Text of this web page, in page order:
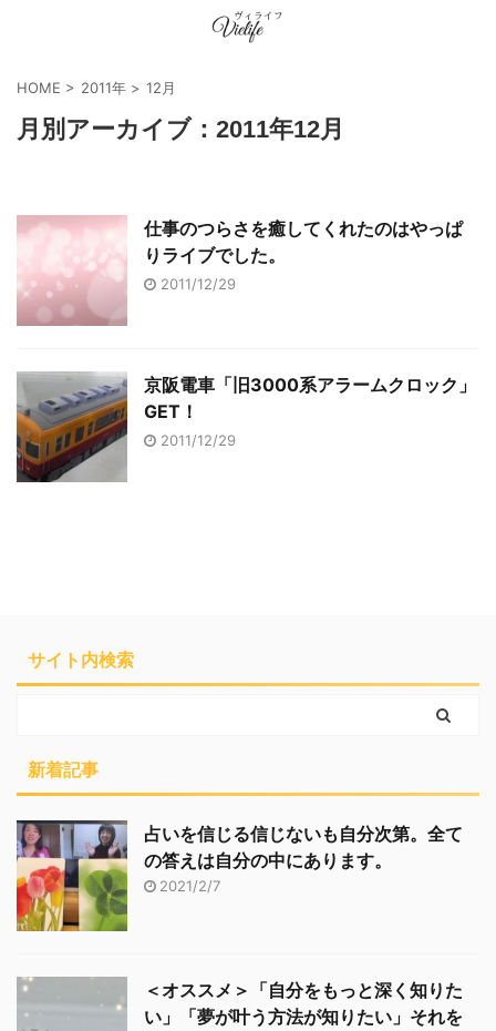
HOME > 2011年 > 12月
月別アーカイブ：2011年12月
仕事のつらさを癒してくれたのはやっぱ
りライブでした。
2011/12/29
京阪電車「旧3000系アラームクロック」
GET！
2011/12/29
サイト内検索
新着記事
占いを信じる信じないも自分次第。全て
の答えは自分の中にあります。
2021/2/7
＜オススメ＞「自分をもっと深く知りた
い」「夢が叶う方法が知りたい」それを